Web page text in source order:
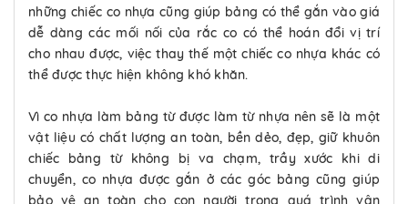
những chiếc co nhựa cũng giúp bảng có thể gắn vào giá
dễ dàng các mối nối của rắc co có thể hoán đổi vị trí
cho nhau được, việc thay thế một chiếc co nhựa khác có
thể được thực hiện không khó khăn.
Vì co nhựa làm bảng từ được làm từ nhựa nên sẽ là một
vật liệu có chất lượng an toàn, bền dẻo, đẹp, giữ khuôn
chiếc bảng từ không bị va chạm, trầy xước khi di
chuyển, co nhựa được gắn ở các góc bảng cũng giúp
bảo vệ an toàn cho con người trong quá trình vận